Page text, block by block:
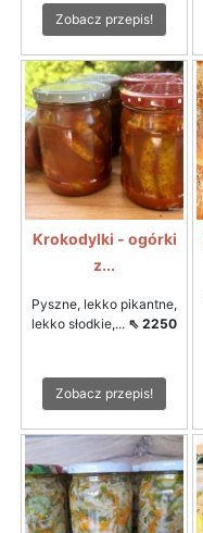
Zobacz przepis!
Krokodylki - ogórki
z...
Pyszne, lekko pikantne,
lekko słodkie,... ⇖ 2250
Zobacz przepis!